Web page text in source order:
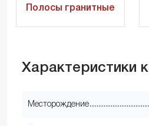
Полосы гранитные
Характеристики
Месторождение